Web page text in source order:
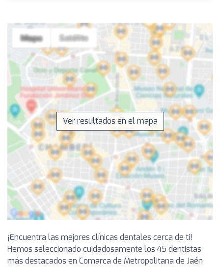
Ver resultados en el mapa
¡Encuentra las mejores clínicas dentales cerca de ti!
Hemos seleccionado cuidadosamente los 45 dentistas
más destacados en Comarca de Metropolitana de Jaén